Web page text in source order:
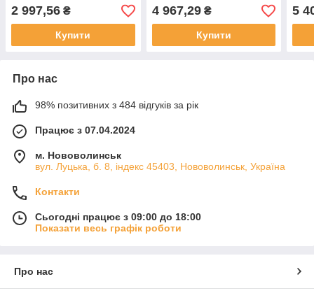
електричні чайники
2 997,56 ₴
Купити
4 967,29₴
Купити
5
Про нас
98% позитивних з 484 відгуків за рік
Працює з 07.04.2024
м. Нововолинськ
вул. Луцька, б. 8, індекс 45403, Нововолинськ, Україна
Контакти
Сьогодні працює з 09:00 до 18:00
Показати весь графік роботи
Про нас